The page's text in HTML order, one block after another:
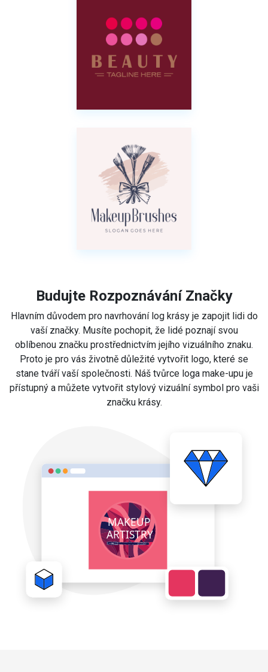
Budujte Rozpoznávání Značky
Hlavním důvodem pro navrhování log krásy je zapojit lidi do
vaší značky. Musíte pochopit, že lidé poznají svou
oblíbenou značku prostřednictvím jejího vizuálního znaku.
Proto je pro vás životně důležité vytvořit logo, které se
stane tváří vaší společnosti. Náš tvůrce loga make-upu je
přístupný a můžete vytvořit stylový vizuální symbol pro vaši
značku krásy.